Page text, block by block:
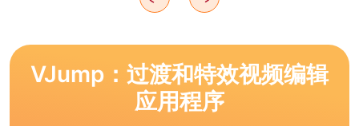
VJump：过渡和特效视频编辑
应用程序